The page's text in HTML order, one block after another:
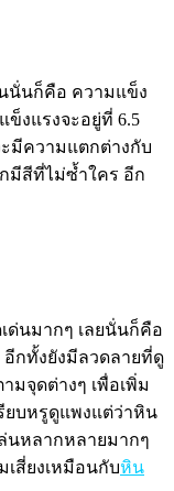
นก็คือ ความแข็ง
งแรงจะอยู่ที่ 6.5
มีความแตกต่างกับ
มีสีที่ไม่ซ้ำใคร อีก
มากๆ เลยนั่นก็คือ
กทั้งยังมีลวดลายที่ดู
ามจุดต่างๆ เพื่อเพิ่ม
ยบหรูดูแพงแต่ว่าหิน
นหลากหลายมากๆ
เสี่ยงเหมือนกับหิน